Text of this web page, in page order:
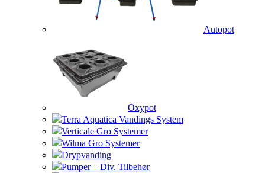
Autopot
Oxypot
Terra Aquatica Vandings System
Verticale Gro Systemer
Wilma Gro Systemer
Drypvanding
Pumper – Div. Tilbehør